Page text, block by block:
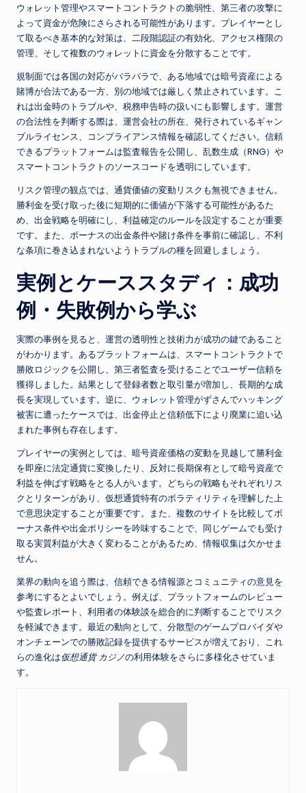
ウォレット管理やスマートコントラクトの脆弱性、第三者の攻撃に
よって資金が危険にさらされる可能性があります。プレイヤーとし
て取るべき基本的な対策は、二段階認証の有効化、アクセス権限の
管理、そして複数のウォレットに資金を分散することです。
規制面では各国の対応がバラバラで、ある地域では暗号資産による
賭博が合法である一方、別の地域では厳しく禁止されています。こ
れは出金時のトラブルや、税務申告時の扱いにも影響します。運営
の合法性を判断する際は、運営会社の所在、発行されているギャン
ブルライセンス、コンプライアンス情報を確認してください。信頼
できるプラットフォームは監査報告を公開し、乱数生成（RNG）や
スマートコントラクトのソースコードを透明にしています。
リスク管理の観点では、通貨価値の変動リスクも無視できません。
勝利金を受け取った後に短期的に価値が下落する可能性があるた
め、出金戦略を明確にし、利益確定のルールを設定することが重要
です。また、ボーナスの出金条件や賭け条件を事前に確認し、不利
な条項に巻き込まれないようトラブルの種を回避しましょう。
実例とケーススタディ：成功
例・失敗例から学ぶ
実際の事例を見ると、運営の透明性と技術力が成功の鍵であること
がわかります。あるプラットフォームは、スマートコントラクトで
勝敗ロジックを公開し、第三者監査を受けることでユーザー信頼を
獲得しました。結果として登録者数と取引量が増加し、長期的な成
長を実現しています。逆に、ウォレット管理がずさんでハッキング
被害に遭ったケースでは、出金停止と信頼低下により廃業に追い込
まれた事例も存在します。
プレイヤーの実例としては、暗号資産価格の変動を見越して勝利金
を即座に法定通貨に変換したり、反対に長期保有として暗号資産で
利益を伸ばす戦略をとる人がいます。どちらの戦略もそれぞれリス
クとリターンがあり、仮想通貨特有のボラティリティを理解した上
で意思決定することが重要です。また、複数のサイトを比較してボ
ーナス条件や出金ポリシーを吟味することで、同じゲームでも受け
取る実質利益が大きく変わることがあるため、情報収集は欠かせま
せん。
業界の動向を追う際は、信頼できる情報源とコミュニティの意見を
参考にするとよいでしょう。例えば、プラットフォームのレビュー
や監査レポート、利用者の体験談を総合的に判断することでリスク
を軽減できます。最近の動向として、分散型のゲームプロバイダや
オンチェーンでの勝敗記録を提供するサービスが増えており、これ
らの進化は仮想通貨 カジノの利用体験をさらに多様化させていま
す。